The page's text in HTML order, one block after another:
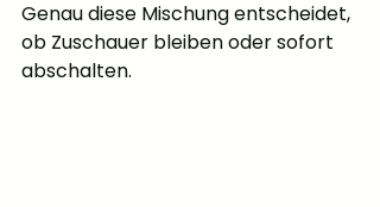
Genau diese Mischung entscheidet,
ob Zuschauer bleiben oder sofort
abschalten.